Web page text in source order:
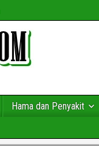
Hama dan Penyakit